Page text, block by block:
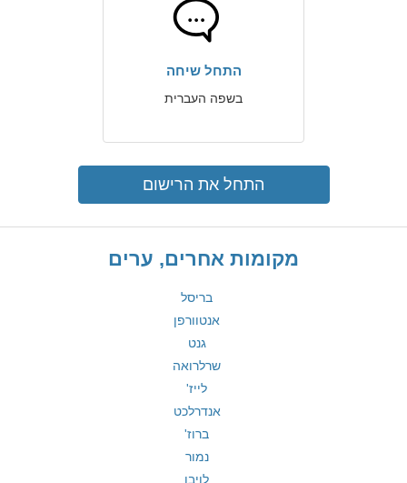
התחל שיחה
בשפה העברית
התחל את הרישום
מקומות אחרים, ערים
בריסל
אנטוורפן
גנט
שרלרואה
לייז'
אנדרלכט
ברוז'
נמור
לויבן